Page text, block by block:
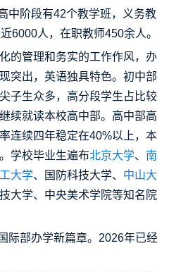
中阶段有42个教学班，义务教
6000人，在职教师450余人。
的管理和务实的工作作风，办
突出，英语独具特色。初中部
子生众多，高分段学生占比较
续就读本校高中部。高中部高
连续四年稳定在40%以上，本
学校毕业生遍布北京大学、 南
大学、国防科技大学、 中山大
大学、中央美术学院等知名院
际部办学新篇章。2026年已经